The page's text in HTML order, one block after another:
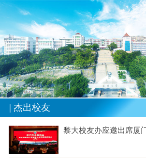
| 杰出校友
黎大校友办应邀出席厦